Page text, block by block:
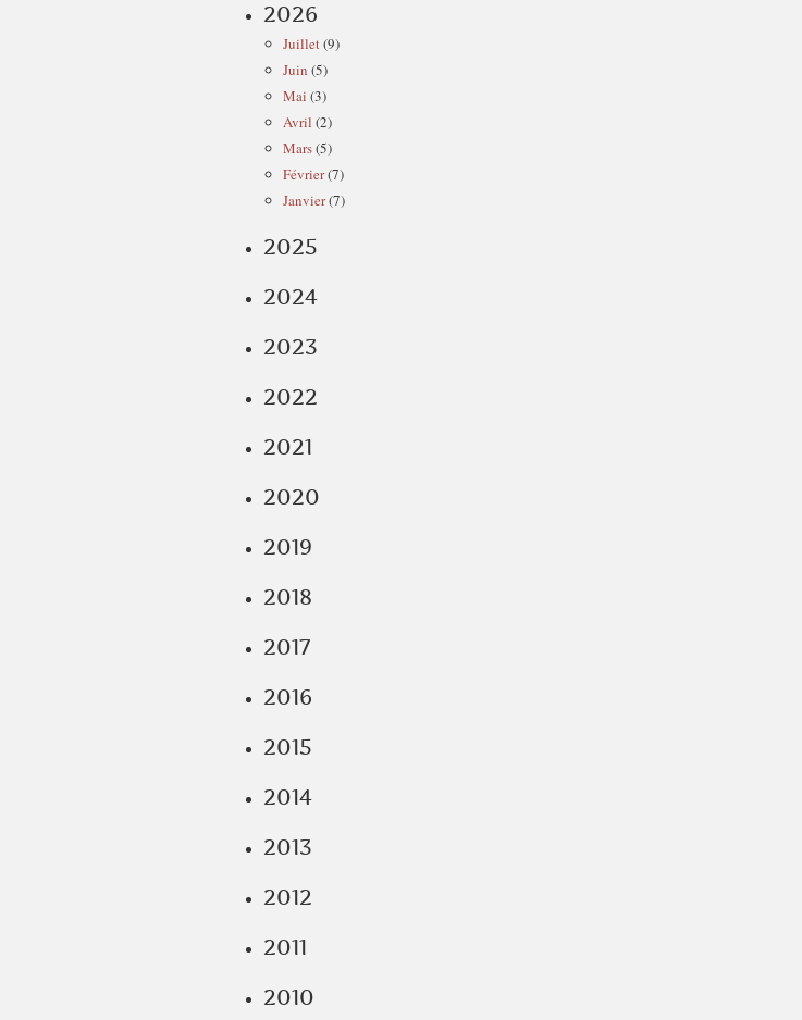
2026
Juillet(9)
Juin (5)
Mai (3)
Avril (2)
Mars(5)
Février(7)
Janvier(7)
2025
2024
2023
2022
2021
2020
2019
2018
2017
2016
2015
2014
2013
2012
2011
2010